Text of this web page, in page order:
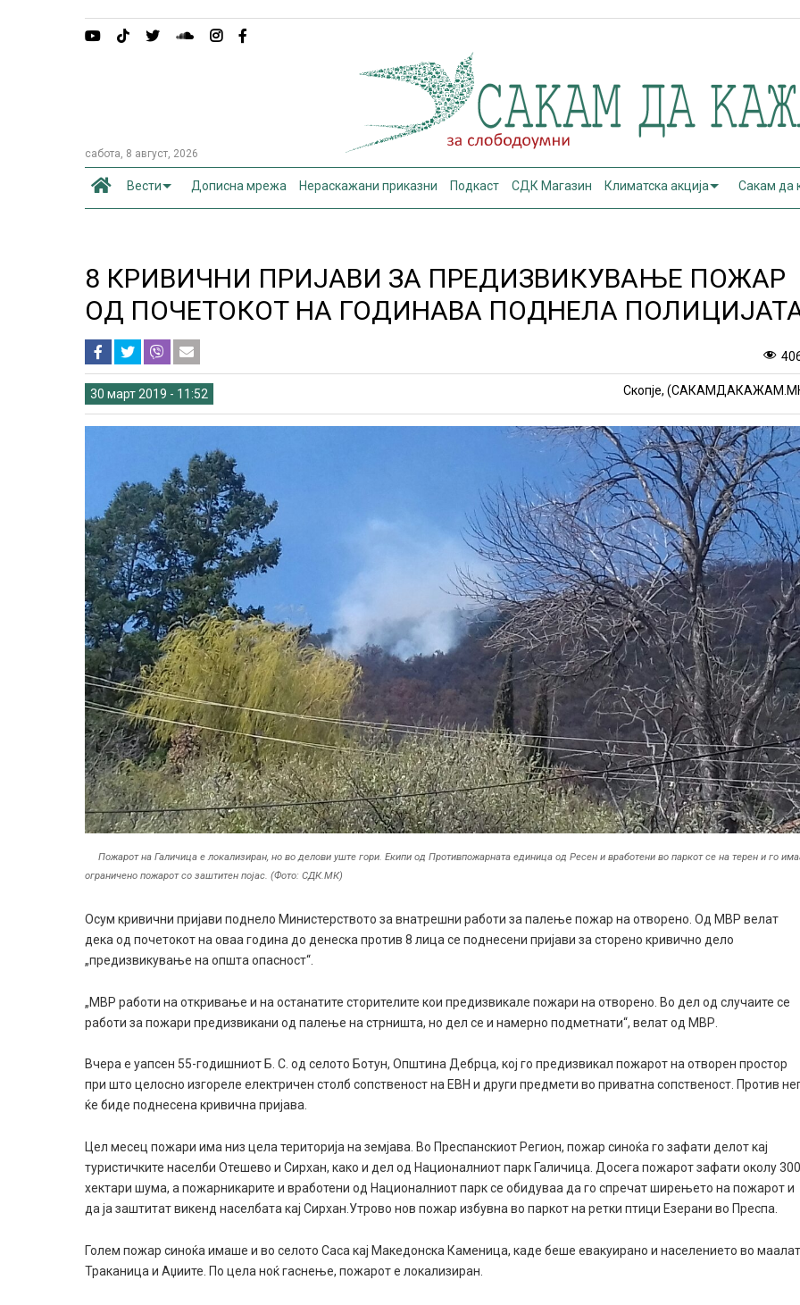
сабота, 8 август, 2026
Вести Дописна мрежа Нераскажани приказни Подкаст СДК Магазин Климатска акција Сакам да
8 КРИВИЧНИ ПРИЈАВИ ЗА ПРЕДИЗВИКУВАЊЕ ПОЖАР
ОД ПОЧЕТОКОТ НА ГОДИНАВА ПОДНЕЛА
30 март 2019 - 11:52 Скопје,
Пожарот на Галичица е локализиран, но во делови уште гори. Екипи од Противпожарната единица од Ресен и вработени во паркот се на терен и го
ограничено пожарот со заштитен појас. (Фото: СДК.МК)
Осум кривични пријави поднело Министерството за внатрешни работи за палење пожар на отворено. Од МВР велат
дека од почетокот на оваа година до денеска против 8 лица се поднесени пријави за сторено кривично дело
„предизвикување на општа опасност“.
„МВР работи на откривање и на останатите сторителите кои предизвикале пожари на отворено. Во дел од случаите се
работи за пожари предизвикани од палење на стрништа, но дел се и намерно подметнати“, велат од МВР.
Вчера е уапсен 55-годишниот Б. С. од селото Ботун, Општина Дебрца, кој го предизвикал пожарот на отворен простор
при што целосно изгореле електричен столб сопственост на ЕВН и други предмети во приватна сопственост. Против
ќе биде поднесена кривична пријава.
Цел месец пожари има низ цела територија на земјава. Во Преспанскиот Регион, пожар синоќа го зафати делот кај
туристичките населби Отешево и Сирхан, како и дел од Националниот парк Галичица. Досега пожарот зафати околу
хектари шума, а пожарникарите и вработени од Националниот парк се обидуваа да го спречат ширењето на пожарот и
да ја заштитат викенд населбата кај Сирхан.Утрово нов пожар избувна во паркот на ретки птици Езерани во Преспа.
Голем пожар синоќа имаше и во селото Саса кај Македонска Каменица, каде беше евакуирано и населението во
Траканица и Аџиите. По цела ноќ гаснење, пожарот е локализиран.